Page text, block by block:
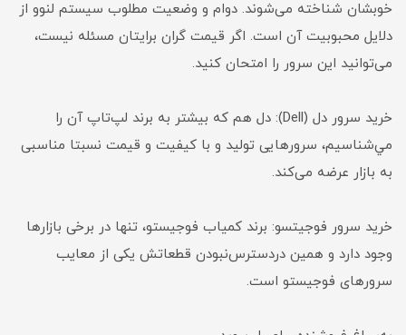
خوبشان شناخته می‌شوند. دوام و وضعیت مطلوب سیستم‌ لنوو از
دلایل محبوبیت آن است. اگر قیمت گران برایتان مسئله نیست،
می‌توانید این سرور‌ را امتحان کنید.
خرید سرور دل (Dell): دل هم که بیشتر به برند لپ‌تاپ آن را
مي‌شناسیم، سرو‌ر‌هایی تولید و با کیفیت و قیمت نسبتا مناسبی
به بازار عرضه می‌کند.
خرید سرور فوجیتسو: برند کمیاب فوجیستو، تنها در برخی بازار‌ها
وجود دارد و همین دردسترس‌نبودن قطعاتش یکی از معایب
سرور‌های فوجیستو است.